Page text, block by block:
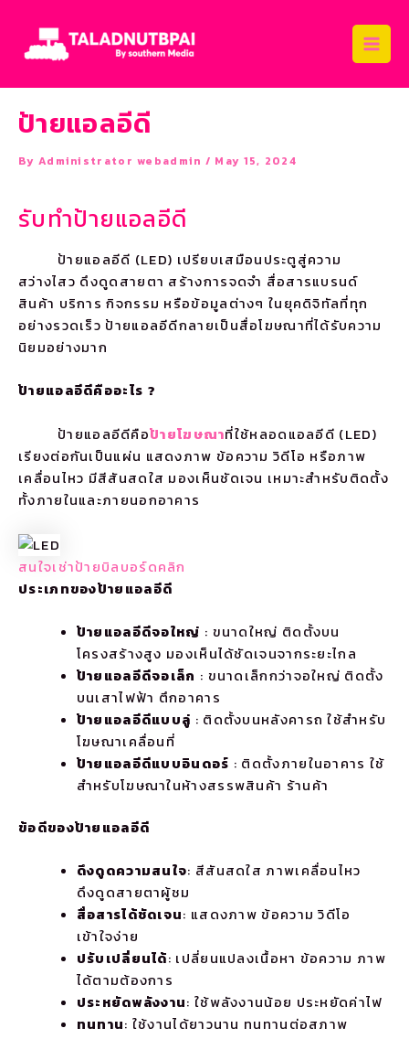
content
Main
ป้ายแอลอีดี
By Administrator webadmin / May 15, 2024
รับทำป้ายแอลอีดี
ป้ายแอลอีดี (LED) เปรียบเสมือนประตูสู่ความ
สว่างไสว ดึงดูดสายตา สร้างการจดจำ สื่อสารแบรนด์
สินค้า บริการ กิจกรรม หรือข้อมูลต่างๆ ในยุคดิจิทัลที่ทุก
อย่างรวดเร็ว ป้ายแอลอีดีกลายเป็นสื่อโฆษณาที่ได้รับความ
นิยมอย่างมาก
ป้ายแอลอีดีคืออะไร ?
ป้ายแอลอีดีคือป้ายโฆษณาที่ใช้หลอดแอลอีดี (LED)
เรียงต่อกันเป็นแผ่น แสดงภาพ ข้อความ วิดีโอ หรือภาพ
เคลื่อนไหว มีสีสันสดใส มองเห็นชัดเจน เหมาะสำหรับติดตั้ง
ทั้งภายในและภายนอกอาคาร
สนใจเช่าป้ายบิลบอร์ดคลิก
ประเภทของป้ายแอลอีดี
ป้ายแอลอีดีจอใหญ่ : ขนาดใหญ่ ติดตั้งบน
โครงสร้างสูง มองเห็นได้ชัดเจนจากระยะไกล
ป้ายแอลอีดีจอเล็ก : ขนาดเล็กกว่าจอใหญ่ ติดตั้ง
บนเสาไฟฟ้า ตึกอาคาร
ป้ายแอลอีดีแบบลู่ : ติดตั้งบนหลังคารถ ใช้สำหรับ
โฆษณาเคลื่อนที่
ป้ายแอลอีดีแบบอินดอร์ : ติดตั้งภายในอาคาร ใช้
สำหรับโฆษณาในห้างสรรพสินค้า ร้านค้า
ข้อดีของป้ายแอลอีดี
ดึงดูดความสนใจ: สีสันสดใส ภาพเคลื่อนไหว
ดึงดูดสายตาผู้ชม
สื่อสารได้ชัดเจน: แสดงภาพ ข้อความ วิดีโอ
เข้าใจง่าย
ปรับเปลี่ยนได้: เปลี่ยนแปลงเนื้อหา ข้อความ ภาพ
ได้ตามต้องการ
ประหยัดพลังงาน: ใช้พลังงานน้อย ประหยัดค่าไฟ
ทนทาน: ใช้งานได้ยาวนาน ทนทานต่อสภาพ
navigation